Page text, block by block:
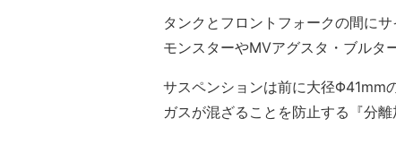
タンクとフロントフォークの間に
モンスターやMVアグスタ・ブルタ
サスペンションは前に大径Φ41mm
ガスが混ざることを防止する『分